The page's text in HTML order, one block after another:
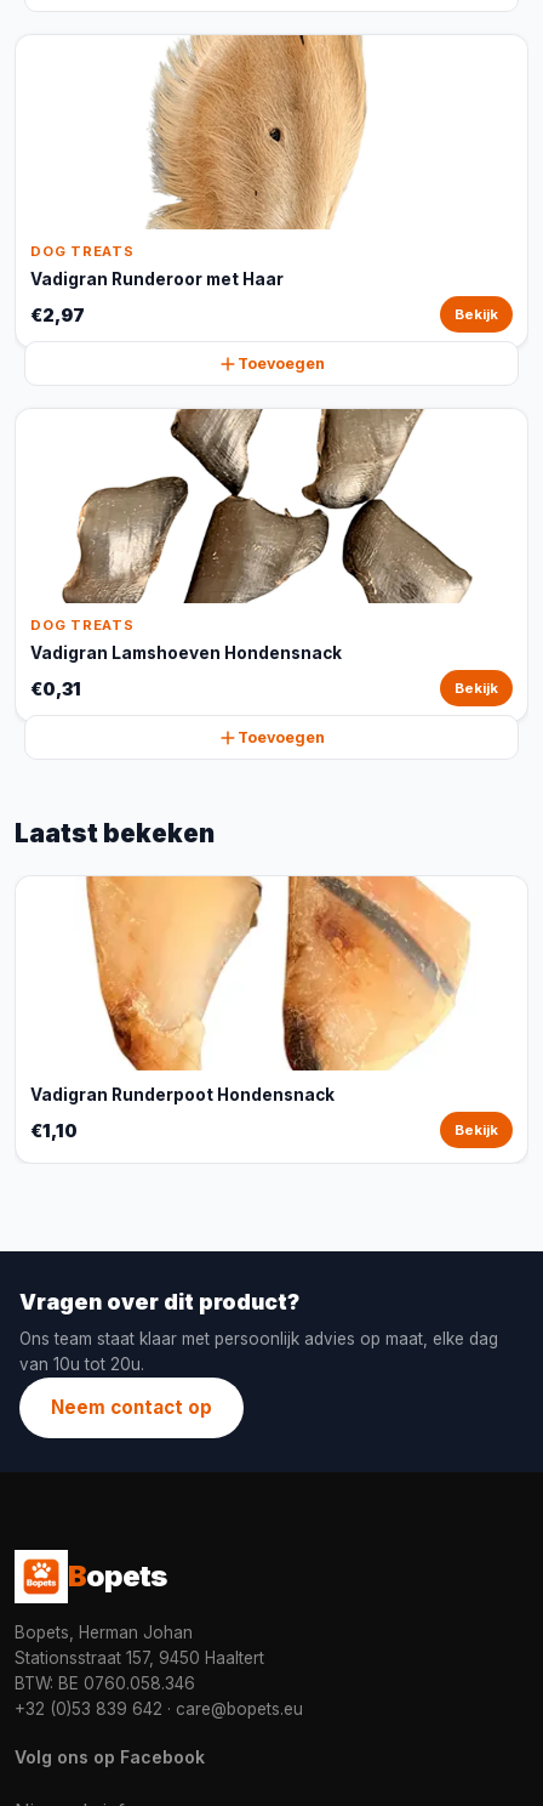
DOG TREATS
Vadigran Runderoor met Haar
€2,97 Bekijk
Toevoegen
DOG TREATS
Vadigran Lamshoeven Hondensnack
€0,31 Bekijk
Toevoegen
Laatst bekeken
Vadigran Runderpoot Hondensnack
€1,10 Bekijk
Vragen over dit product?
Ons team staat klaar met persoonlijk advies op maat, elke dag
van 10u tot 20u.
Neem contact op
Bopets
Bopets, Herman Johan
Stationsstraat 157, 9450 Haaltert
BTW: BE 0760.058.346
+32 (0)53 839 642 · care@bopets.eu
Volg ons op Facebook